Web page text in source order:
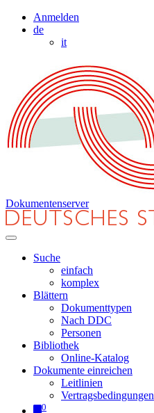
Anmelden
de
it
Dokumentenserver
Suche
einfach
komplex
Blättern
Dokumenttypen
Nach DDC
Personen
Bibliothek
Online-Katalog
Dokumente einreichen
Leitlinien
Vertragsbedingungen
0